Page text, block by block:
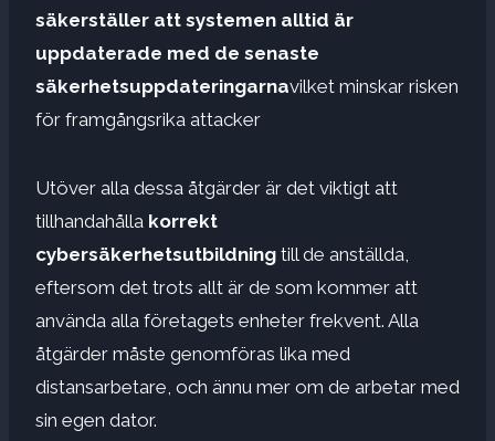
säkerställer att systemen alltid är
uppdaterade med de senaste
säkerhetsuppdateringarnavilket minskar risken
för framgångsrika attacker
Utöver alla dessa åtgärder är det viktigt att
tillhandahålla korrekt
cybersäkerhetsutbildning till de anställda,
eftersom det trots allt är de som kommer att
använda alla företagets enheter frekvent. Alla
åtgärder måste genomföras lika med
distansarbetare, och ännu mer om de arbetar med
sin egen dator.